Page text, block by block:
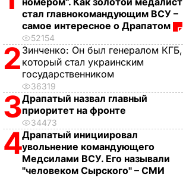
стал главнокомандующим ВСУ –
самое интересное о Драпатом
52154
2 Зинченко: Он был генералом КГБ,
который стал украинским
государственником
36319
3Драпатый назвал главный
приоритет на фронте
34473
4Драпатый инициировал
увольнение командующего
Медсилами ВСУ. Его называли
"человеком Сырского" – СМИ